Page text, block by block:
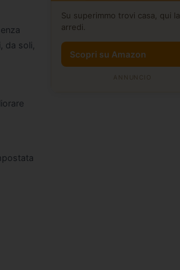
da soli,
Su superimmo trovi casa, qui la
arredi.
Scopri su Amazon
ANNUNCIO